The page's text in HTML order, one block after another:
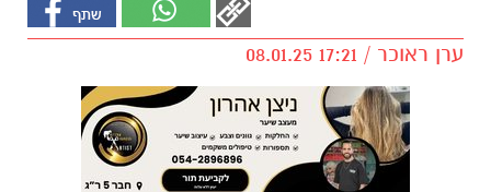
ערן ראוכר / 17:21 08.01.25